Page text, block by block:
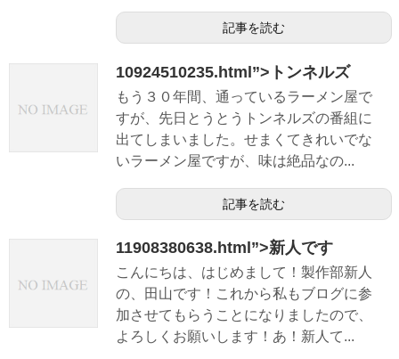
記事を読む
10924510235.html”>トンネルズ
もう３０年間、通っているラーメン屋で
すが、先日とうとうトンネルズの番組に
出てしまいました。せまくてきれいでな
いラーメン屋ですが、味は絶品なの...
記事を読む
11908380638.html”>新人です
こんにちは、はじめまして！製作部新人
の、田山です！これから私もブログに参
加させてもらうことになりましたので、
よろしくお願いします！あ！新人て...